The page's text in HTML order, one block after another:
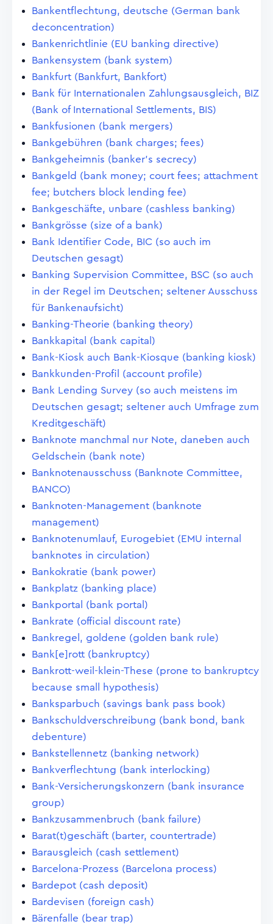
Bankentflechtung, deutsche (German bank
deconcentration)
Bankenrichtlinie (EU banking directive)
Bankensystem (bank system)
Bankfurt (Bankfurt, Bankfort)
Bank für Internationalen Zahlungsausgleich, BIZ
(Bank of International Settlements, BIS)
Bankfusionen (bank mergers)
Bankgebühren (bank charges; fees)
Bankgeheimnis (banker's secrecy)
Bankgeld (bank money; court fees; attachment
fee; butchers block lending fee)
Bankgeschäfte, unbare (cashless banking)
Bankgrösse (size of a bank)
Bank Identifier Code, BIC (so auch im
Deutschen gesagt)
Banking Supervision Committee, BSC (so auch
in der Regel im Deutschen; seltener Ausschuss
für Bankenaufsicht)
Banking-Theorie (banking theory)
Bankkapital (bank capital)
Bank-Kiosk auch Bank-Kiosque (banking kiosk)
Bankkunden-Profil (account profile)
Bank Lending Survey (so auch meistens im
Deutschen gesagt; seltener auch Umfrage zum
Kreditgeschäft)
Banknote manchmal nur Note, daneben auch
Geldschein (bank note)
Banknotenausschuss (Banknote Committee,
BANCO)
Banknoten-Management (banknote
management)
Banknotenumlauf, Eurogebiet (EMU internal
banknotes in circulation)
Bankokratie (bank power)
Bankplatz (banking place)
Bankportal (bank portal)
Bankrate (official discount rate)
Bankregel, goldene (golden bank rule)
Bank[e]rott (bankruptcy)
Bankrott-weil-klein-These (prone to bankruptcy
because small hypothesis)
Banksparbuch (savings bank pass book)
Bankschuldverschreibung (bank bond, bank
debenture)
Bankstellennetz (banking network)
Bankverflechtung (bank interlocking)
Bank-Versicherungskonzern (bank insurance
group)
Bankzusammenbruch (bank failure)
Barat(t)geschäft (barter, countertrade)
Barausgleich (cash settlement)
Barcelona-Prozess (Barcelona process)
Bardepot (cash deposit)
Bardevisen (foreign cash)
Bärenfalle (bear trap)